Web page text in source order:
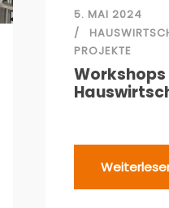
5. MAI 2024
PROJEKTE
Workshops